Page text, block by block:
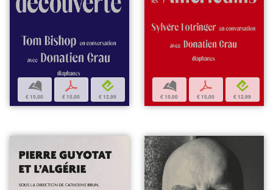
b
€ 15,00
p
€ 15,00
e
€ 12,99
b
€ 15,00
p
€ 15,00
e
€ 12,99